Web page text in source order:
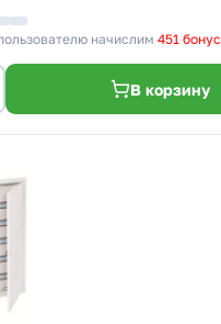
начислим 451 бонус
В корзину